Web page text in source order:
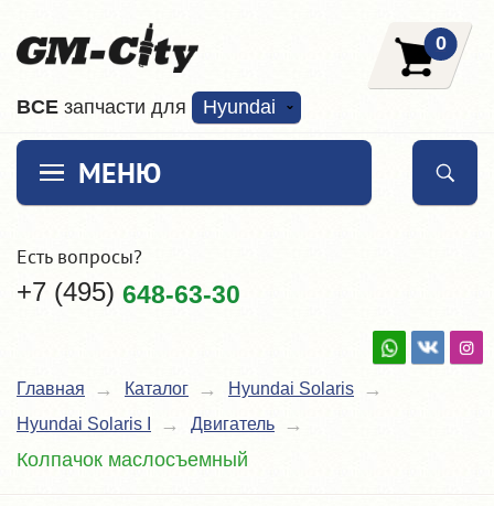
ВCE запчасти для Hyundai
0
МЕНЮ
Есть вопросы?
+7 (495) 648-63-30
Главная Каталог
Hyundai Solaris
Hyundai Solaris I
Двигатель
Колпачок маслосъемный